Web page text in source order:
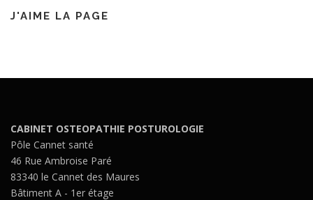
J'AIME LA PAGE
CABINET OSTEOPATHIE POSTUROLOGIE
Pôle Cannet santé
46 Rue Ambroise Paré
83340 le Cannet des Maures
Bâtiment A - 1er étage